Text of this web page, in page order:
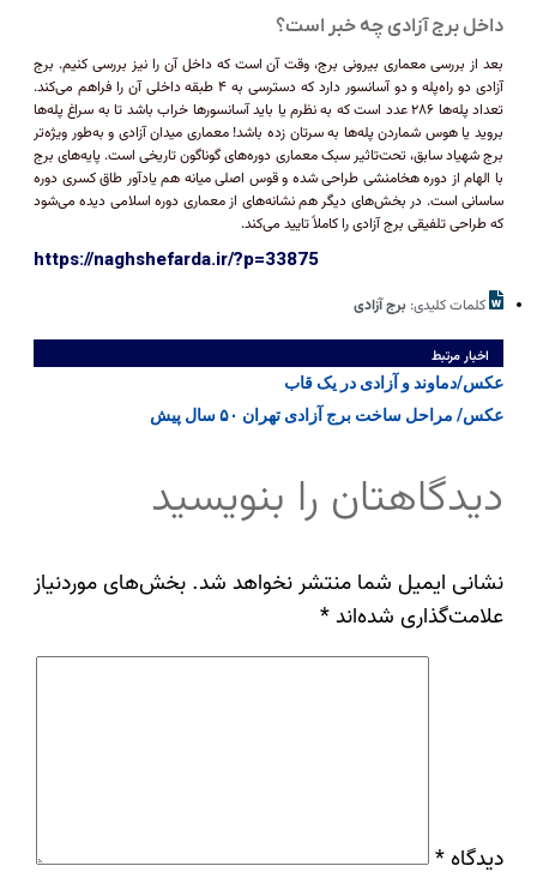
داخل برج آزادی چه خبر است؟
بعد از بررسی معماری بیرونی برج، وقت آن است که داخل آن را نیز بررسی کنیم. برج
آزادی دو راه‌پله و دو آسانسور دارد که دسترسی به ۴ طبقه داخلی آن را فراهم می‌کند.
تعداد پله‌ها ۲۸۶ عدد است که به نظرم یا باید آسانسور‌ها خراب باشد تا به سراغ پله‌ها
بروید یا هوس شماردن پله‌ها به سرتان زده باشد! معماری میدان آزادی و به‌طور ویژه‌تر
برج شهیاد سابق، تحت‌تاثیر سبک معماری دوره‌های گوناگون تاریخی است. پایه‌های برج
با الهام از دوره هخامنشی طراحی شده و قوس اصلی میانه هم یادآور طاق کسری دوره
ساسانی است. در بخش‌های دیگر هم نشانه‌های از معماری دوره اسلامی دیده می‌شود
که طراحی تلفیقی برج آزادی را کاملاً تایید می‌کند.
https://naghshefarda.ir/?p=33875
کلمات کلیدی: برج آزادی
اخبار مرتبط
عکس/دماوند و آزادی در یک قاب
عکس/ مراحل ساخت برج آزادی تهران ۵۰ سال پیش
دیدگاهتان را بنویسید
نشانی ایمیل شما منتشر نخواهد شد. بخش‌های موردنیاز
علامت‌گذاری شده‌اند*
دیدگاه *